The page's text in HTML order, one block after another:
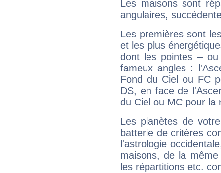
Les maisons sont
angulaires,
Les premières sont
et les plus
dont les pointes –
fameux angles :
Fond du Ciel ou FC
DS, en face de
du Ciel ou MC pour la
Les planètes de
batterie de critères
l'astrologie
maisons, de la
les répartitions etc.